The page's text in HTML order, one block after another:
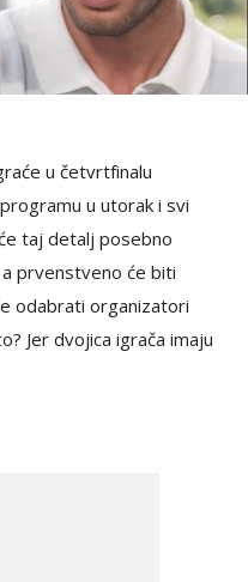
u četvrtfinalu
u utorak i svi
taj detalj posebno
prvenstveno će biti
odabrati organizatori
Jer dvojica igrača imaju